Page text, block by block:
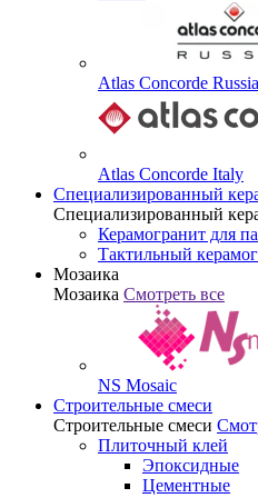
Atlas Concorde Russia
Atlas Concorde Italy
Специализированный
Специализированный
Керамогранит для
Тактильный
Мозаика
Мозаика Смотреть все
NS Mosaic
Строительные смеси
Строительные смеси
Плиточный клей
Эпоксидные
Цементные